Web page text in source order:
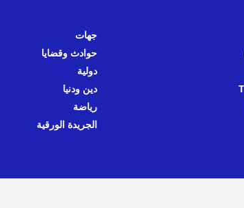
جهات
حوادث وقضايا
دولية
دين ودنيا
رياضة
الجريدة الورقية